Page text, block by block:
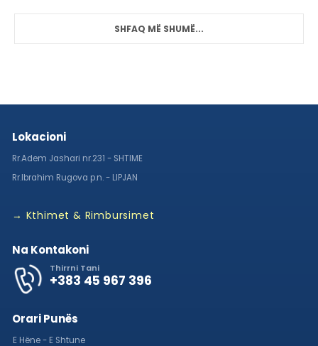
SHFAQ MË SHUMË...
Lokacioni
Rr.Adem Jashari nr.231 - SHTIME
Rr.Ibrahim Rugova p.n. - LIPJAN
→ Kthimet & Rimbursimet
Na Kontakoni
Thirrni Tani
+383 45 967 396
Orari Punës
E Hëne - E Shtune